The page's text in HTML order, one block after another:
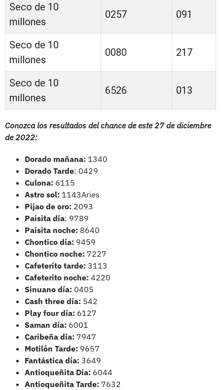
Seco de 10
millones
0257 091
Seco de 10
millones
0080 217
Seco de 10
millones
6526 013
Conozca los resultados del chance de este 27 de diciembre
de 2022:
Dorado mañana: 1340
Dorado Tarde: 0429
Culona: 6115
Astro sol: 1143Aries
Pijao de oro: 2093
Paisita día: 9789
Paisita noche: 8640
Chontico día: 9459
Chontico noche: 7227
Cafeterito tarde: 3113
Cafeterito noche: 4220
Sinuano día: 0405
Cash three día: 542
Play four día: 6127
Saman día: 6001
Caribeña día: 7947
Motilón Tarde: 9657
Fantástica día: 3649
Antioqueñita Día: 6044
Antioqueñita Tarde: 7632